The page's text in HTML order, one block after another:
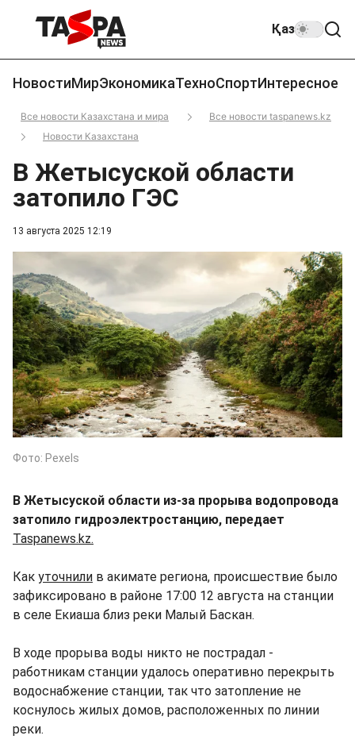
Қаз
НовостиМирЭкономикаТехноСпортИнтересное
Все новости Казахстана и мира
Все новости taspanews.kz
Новости Казахстана
13 августа 2025 12:19
В Жетысуской области
затопило ГЭС
Фото: Pexels
В Жетысуской области из-за прорыва водопровода
затопило гидроэлектростанцию, передает
Taspanews.kz.
Как уточнили в акимате региона, происшествие было
зафиксировано в районе 17:00 12 августа на станции
в селе Екиаша близ реки Малый Баскан.
В ходе прорыва воды никто не пострадал -
работникам станции удалось оперативно перекрыть
водоснабжение станции, так что затопление не
коснулось жилых домов, расположенных по линии
реки.